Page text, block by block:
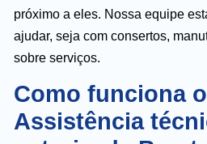
próximo a eles. Nossa equipe
ajudar, seja com consertos,
sobre serviços.
Como funciona
Assistência